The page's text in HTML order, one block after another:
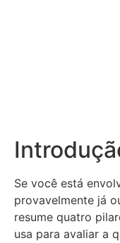
Se você está
provavelmente já
resume quatro
usa para avaliar a